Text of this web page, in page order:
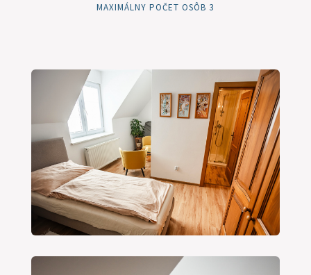
MAXIMÁLNY POČET OSÔB 3